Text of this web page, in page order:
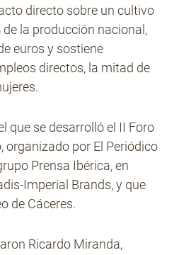
directo sobre un cultivo
de la producción nacional,
euros y sostiene
directos, la mitad de
que se desarrolló el II Foro
organizado por El Periódico
Prensa Ibérica, en
Imperial Brands, y que
de Cáceres.
Ricardo Miranda,